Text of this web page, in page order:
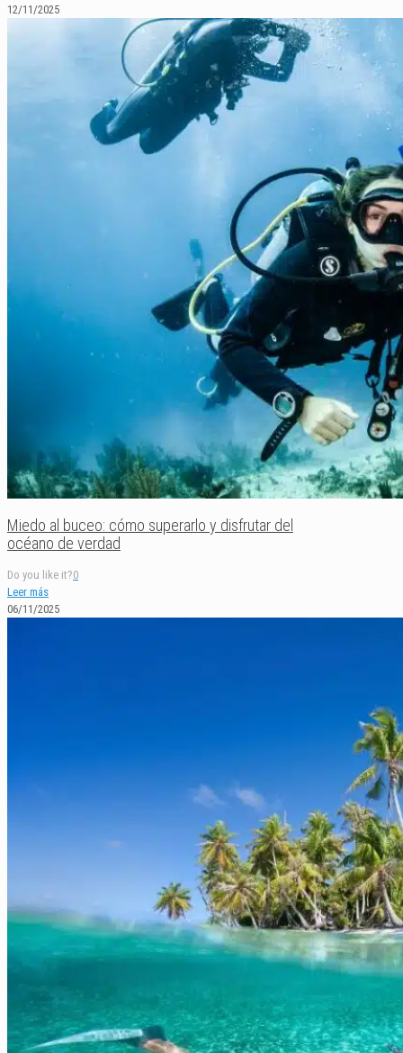
12/11/2025
Miedo al buceo: cómo superarlo y disfrutar del
océano de verdad
Do you like it?0
Leer más
06/11/2025